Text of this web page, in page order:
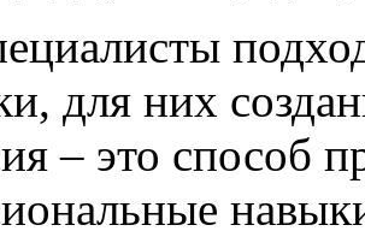
для них
– это способ